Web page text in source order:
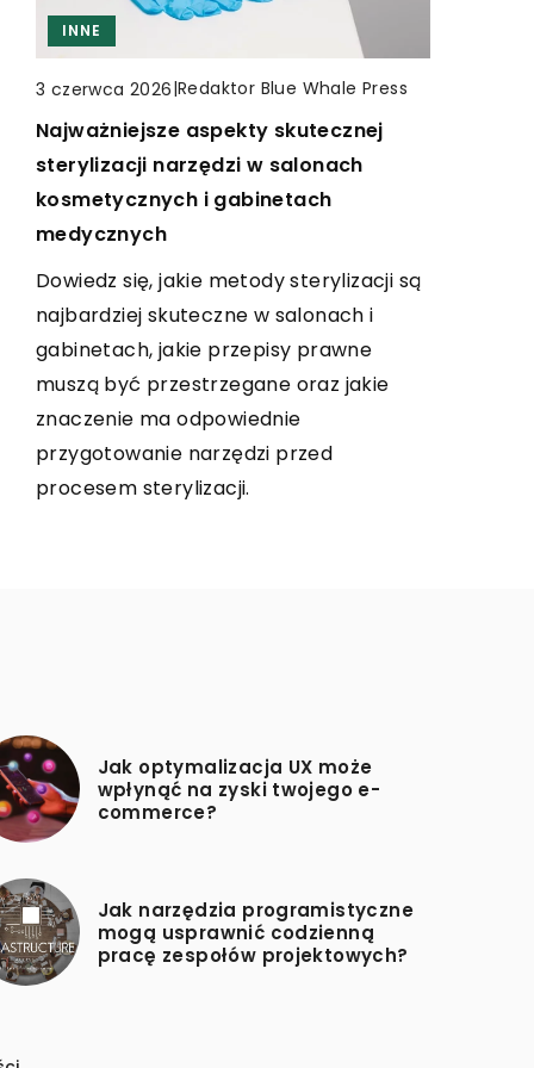
INNE
3 lipca 2025|Redaktor Blue Whale Press
Jak wybrać odpowiednią ładowarkę
do akumulatorów wielokrotnego
użytku?
Odkryj, jak skutecznie dobrać
ładowarkę do akumulatorów
wielokrotnego użytku. Dowiedz się, na
co zwrócić uwagę i jakie funkcje mogą
być dla Ciebie istotne, aby optymalnie
wykorzystać zasoby i przedłużyć
żywotność Twoich baterii.
INNE
3 czerwca 2026|Redaktor Blue Whale Press
Najważniejsze aspekty skutecznej
sterylizacji narzędzi w salonach
kosmetycznych i gabinetach
medycznych
Dowiedz się, jakie metody sterylizacji są
najbardziej skuteczne w salonach i
gabinetach, jakie przepisy prawne
muszą być przestrzegane oraz jakie
znaczenie ma odpowiednie
przygotowanie narzędzi przed
procesem sterylizacji.
CZAS WOLNY
3 lutego 2024|Redaktor Blue Whale Press
Jak skorzystać z indywidualnych
lekcji salsy dla początkujących?
Odkryj zalety indywidualnych lekcji salsy
dla początkujących i dowiedz się, jak
mogą one przyspieszyć twoją naukę.
Przygotuj się do tańca, którym
oczarujesz wszystkich na parkiecie!
Jak optymalizacja UX może
wpłynąć na zyski twojego e-
commerce?
Jak narzędzia programistyczne
mogą usprawnić codzienną
pracę zespołów projektowych?